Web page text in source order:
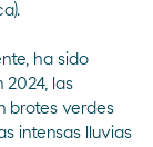
ha sido
2024, las
brotes verdes
intensas lluvias